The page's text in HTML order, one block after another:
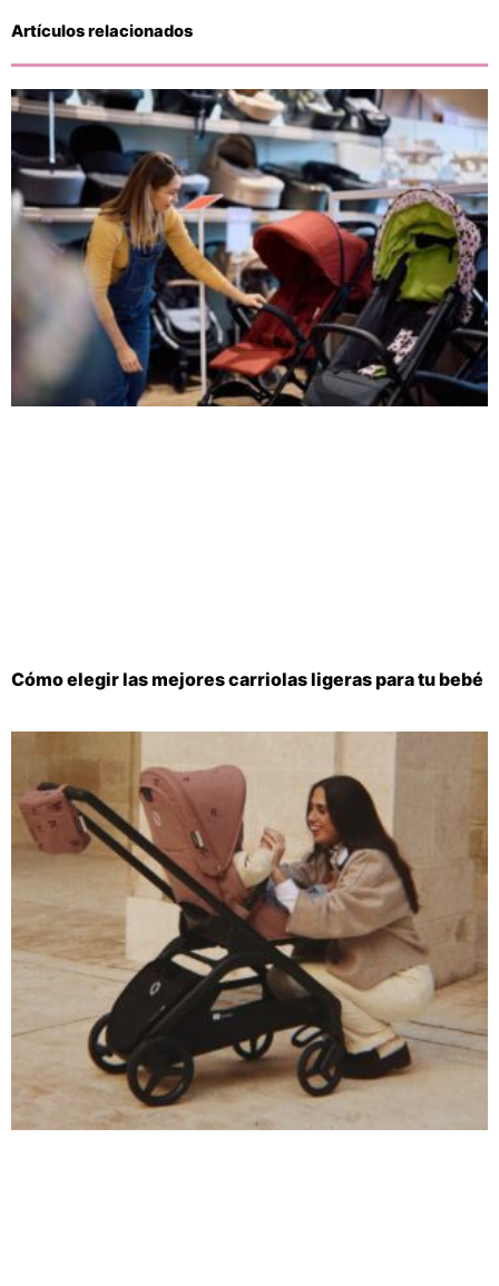
Artículos relacionados
Cómo elegir las mejores carriolas ligeras para tu bebé